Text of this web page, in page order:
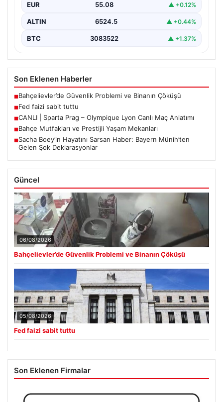
EUR 55.08 ▲ +0.12%
ALTIN 6524.5 ▲ +0.44%
BTC 3083522 ▲ +1.37%
Son Eklenen Haberler
■Bahçelievler’de Güvenlik Problemi ve Binanın Çöküşü
■Fed faizi sabit tuttu
■CANLI | Sparta Prag – Olympique Lyon Canlı Maç Anlatımı
■Bahçe Mutfakları ve Prestijli Yaşam Mekanları
■Sacha Boey’in Hayatını Sarsan Haber: Bayern Münih’ten
Gelen Şok Deklarasyonlar
Güncel
06/08/2026
Bahçelievler’de Güvenlik Problemi ve Binanın Çöküşü
05/08/2026
Fed faizi sabit tuttu
Son Eklenen Firmalar